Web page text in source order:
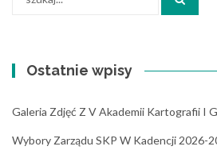
Ostatnie wpisy
Galeria Zdjęć Z V Akademii Kartografii I
Wybory Zarządu SKP W Kadencji 2026-